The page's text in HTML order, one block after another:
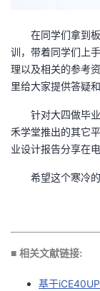
在同学们拿到板
训，带着同学们上
理以及相关的参考
里给大家提供答疑和
针对大四做毕业
禾学堂推出的其它
业设计报告分享在
希望这个寒冷的
■ 相关文献链接:
基于